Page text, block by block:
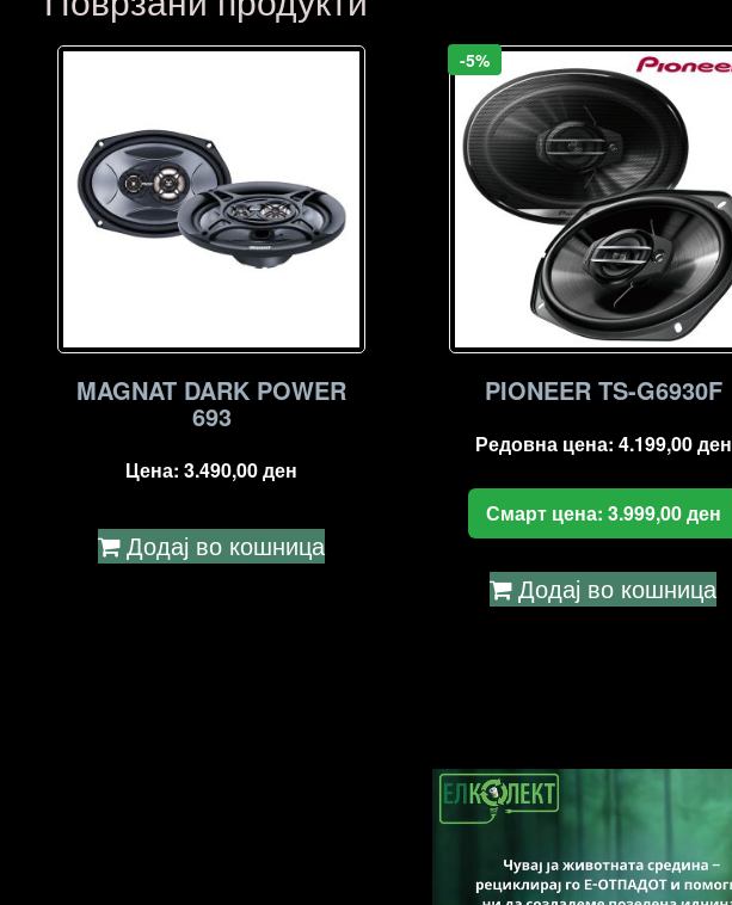
MAGNAT DARK POWER
693
Цена:3.490,00ден
Додај во кошница
-5%
PIONEER TS-G6930F
Редовна цена: 4.199,00ден
Смарт цена: 3.999,00ден
Додај во кошница